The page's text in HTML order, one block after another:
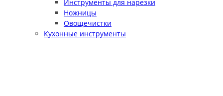
Инструменты для нарезки
Ножницы
Овощечистки
Кухонные инструменты